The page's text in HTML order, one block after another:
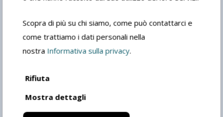
Scopra di più su chi siamo, come può contattarci e
come trattiamo i dati personali nella
nostra Informativa sulla privacy.
Rifiuta
Mostra dettagli